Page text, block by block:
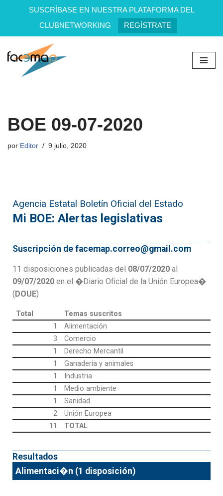
SUSCRÍBASE EN NUESTRA PLATAFORMA DEL
CLUBNETWORKING
REGÍSTRATE
Saltar
BOE 09-07-2020
por Editor 9 julio, 2020
Agencia Estatal Boletín Oficial del Estado
Mi BOE: Alertas legislativas
Suscripción de facemap.correo@gmail.com
11 disposiciones publicadas del 08/07/2020 al
09/07/2020 en el �Diario Oficial de la Unión Europea�
( DOUE)
Total
Temas suscritos
1
Alimentación
3
Comercio
1
Derecho Mercantil
1
Ganadería y animales
1
Industria
1
Medio ambiente
1
Sanidad
2
Unión Europea
11
TOTAL
Resultados
Alimentaci�n (1 disposición)